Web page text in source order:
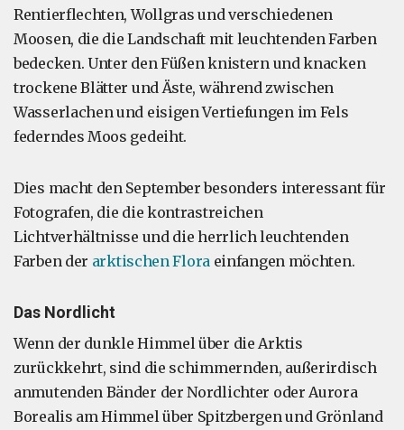
Rentierflechten, Wollgras und verschiedenen
Moosen, die die Landschaft mit leuchtenden Farben
bedecken. Unter den Füßen knistern und knacken
trockene Blätter und Äste, während zwischen
Wasserlachen und eisigen Vertiefungen im Fels
federndes Moos gedeiht.
Dies macht den September besonders interessant für
Fotografen, die die kontrastreichen
Lichtverhältnisse und die herrlich leuchtenden
Farben der arktischen Flora einfangen möchten.
Das Nordlicht
Wenn der dunkle Himmel über die Arktis
zurückkehrt, sind die schimmernden, außerirdisch
anmutenden Bänder der Nordlichter oder Aurora
Borealis am Himmel über Spitzbergen und Grönland